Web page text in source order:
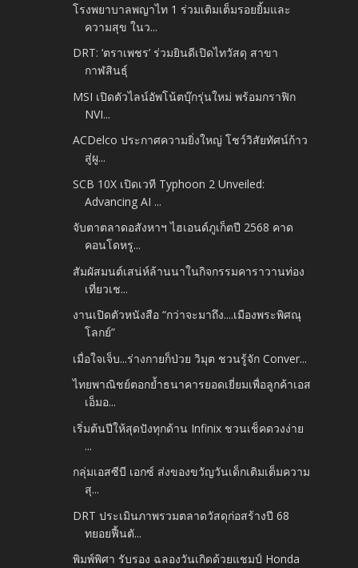
โรงพยาบาลพญาไท 1 ร่วมเติมเต็มรอยยิ้มและ
ความสุข ในว...
DRT: ‘ตราเพชร’ ร่วมยินดีเปิดไทวัสดุ สาขา
กาฬสินธุ์
MSI เปิดตัวไลน์อัพโน้ตบุ๊กรุ่นใหม่ พร้อมกราฟิก
NVI...
ACDelco ประกาศความยิ่งใหญ่ โชว์วิสัยทัศน์ก้าว
สู่ผู...
SCB 10X เปิดเวที Typhoon 2 Unveiled:
Advancing AI ...
จับตาตลาดอสังหาฯ ไฮเอนด์ภูเก็ตปี 2568 คาด
คอนโดหรู...
สัมผัสมนต์เสน่ห์ล้านนาในกิจกรรมคาราวานท่อง
เที่ยวเช...
งานเปิดตัวหนังสือ “กว่าจะมาถึง....เมืองพระพิศณุ
โลกย์”
เมื่อใจเจ็บ...ร่างกายก็ป่วย วิมุต ชวนรู้จัก Conver...
ไทยพาณิชย์ตอกย้ำธนาคารยอดเยี่ยมเพื่อลูกค้าเอส
เอ็มอ...
เริ่มต้นปีให้สุดปังทุกด้าน Infinix ชวนเช็คดวงง่าย
...
กลุ่มเอสซีบี เอกซ์ ส่งของขวัญวันเด็กเติมเต็มความ
สุ...
DRT ประเมินภาพรวมตลาดวัสดุก่อสร้างปี 68
ทยอยฟื้นตั...
พิมพ์พิศา รับรอง ฉลองวันเกิดด้วยแชมป์ Honda